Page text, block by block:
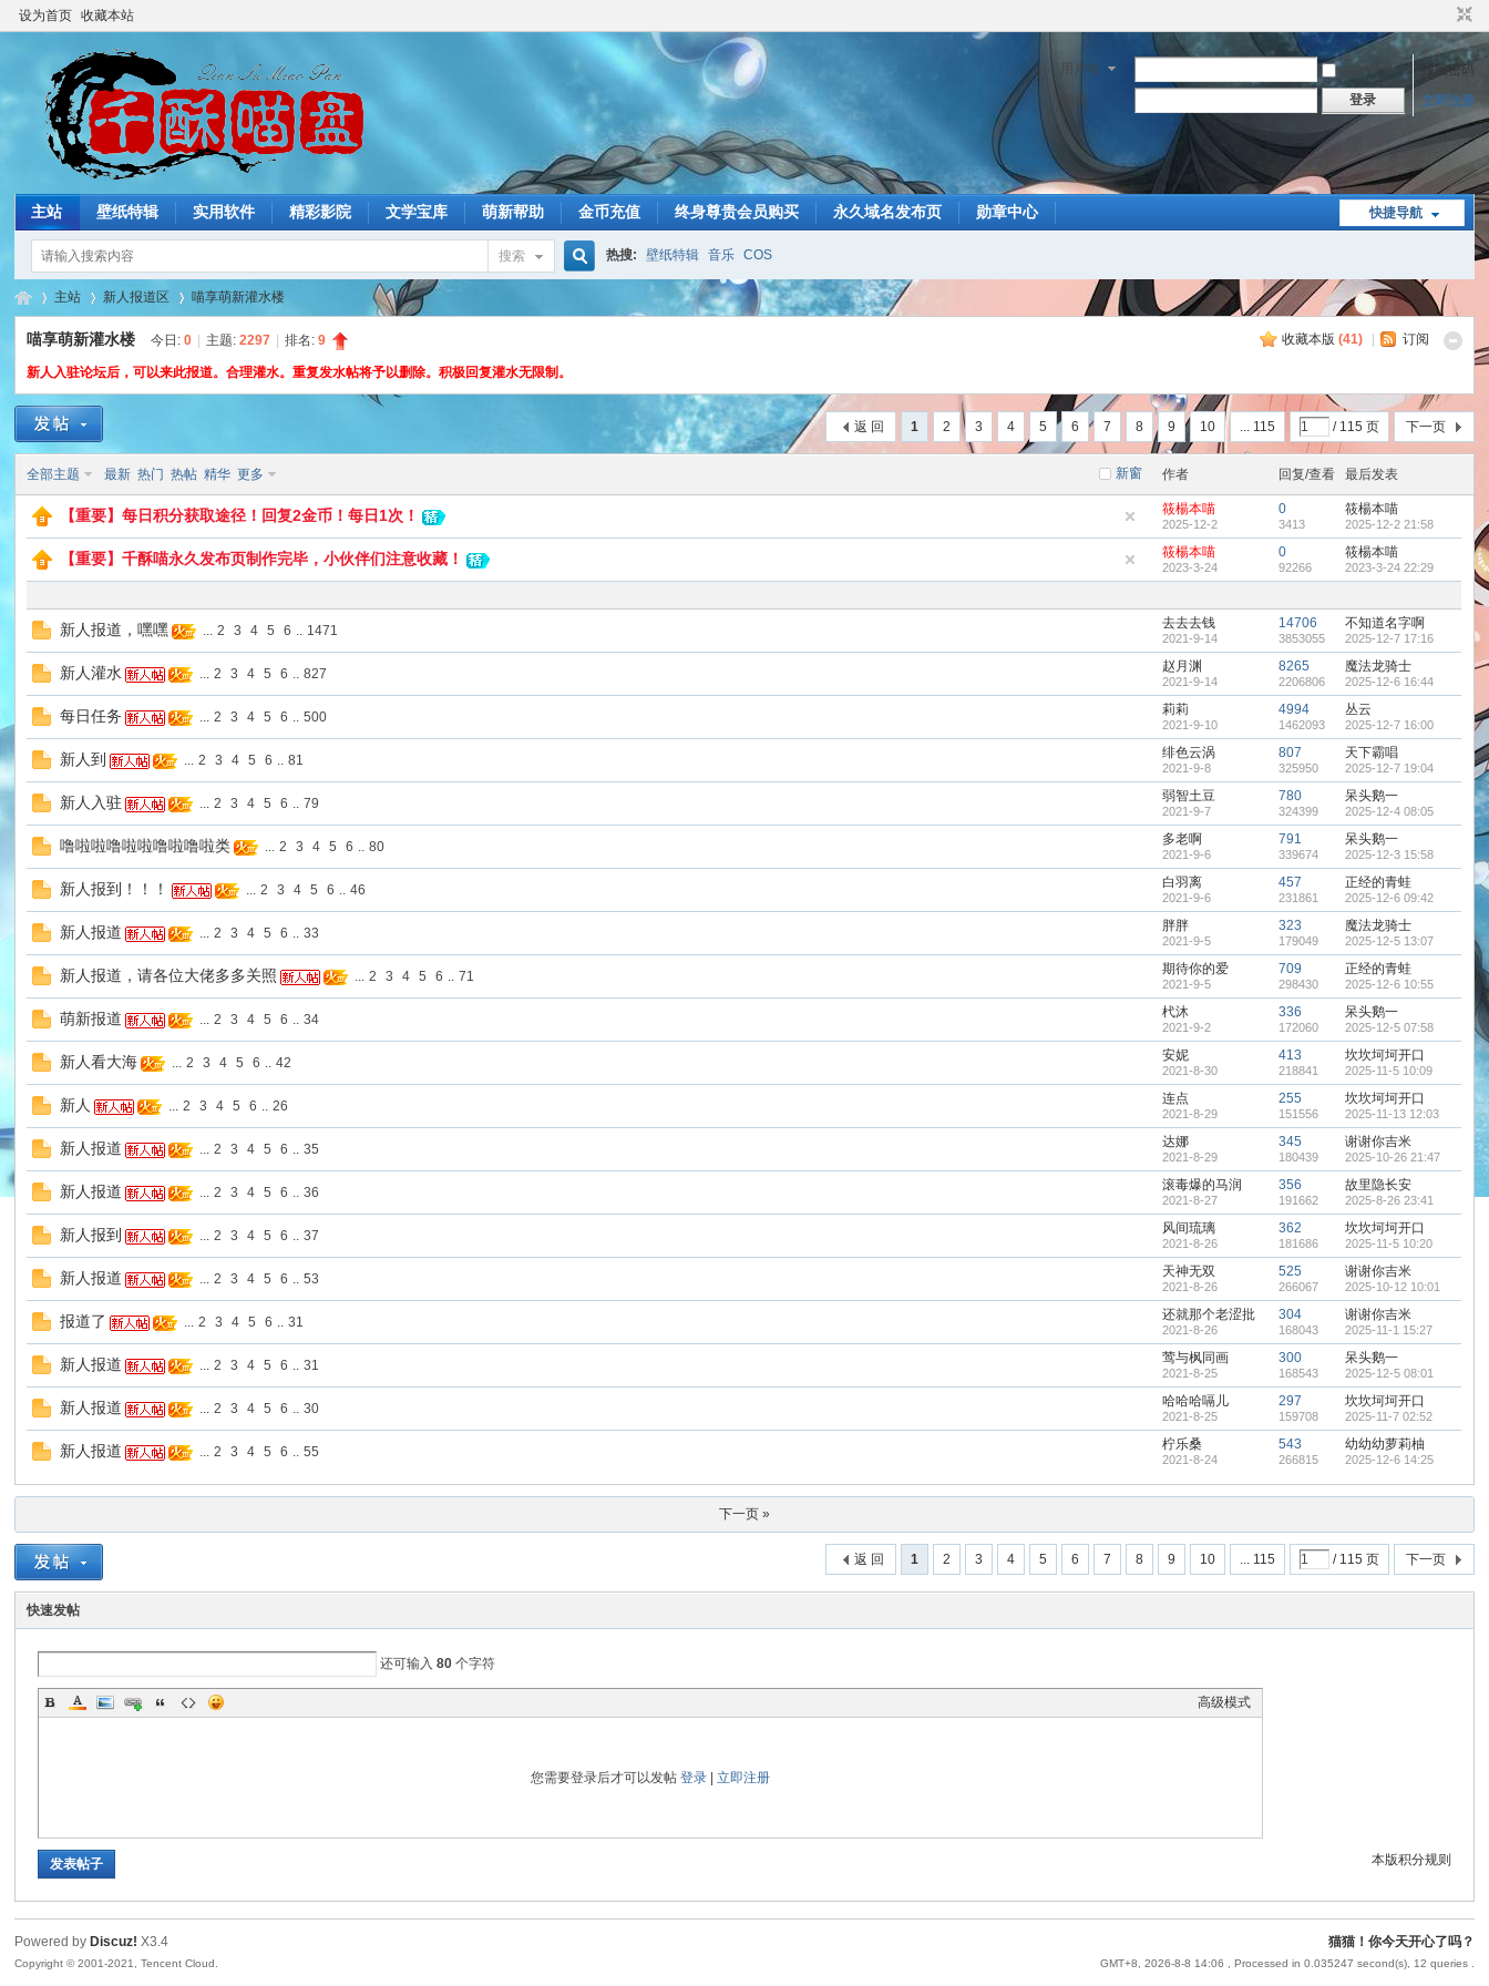
设为首页 收藏本站
用户名 自动登录
找回密码
密码
登录 立即注册
快捷导航
主站 壁纸特辑 实用软件 精彩影院 文学宝库 萌新帮助 金币充值 终身尊贵会员购买 永久域名发布页 勋章中心
搜索 热搜: 壁纸特辑 音乐 COS
猫
猫
天
心
»
主站
›
新人报道区
›
喵享萌新灌水楼
收藏本版 (41) 订阅
喵享萌新灌水楼 今日:0 主题:2297 排名:9
新人入驻论坛后，可以来此报道。合理灌水。重复发水帖将予以删除。积极回复灌水无限制。
1 2 3 4 5 6 7 8 9 10 ... 115 / 115 页 下一页
返 回
新窗
全部主题 最新 热门 热帖 精华 更多 作者 回复/查看 最后发表
【重要】每日积分获取途径！回复2金币！每日1次！ 筱楊本喵
2025-12-2
0
3413
筱楊本喵
2025-12-2 21:58
【重要】千酥喵永久发布页制作完毕，小伙伴们注意收藏！ 筱楊本喵
2023-3-24
0
92266
筱楊本喵
2023-3-24 22:29
新人报道，嘿嘿 ... 2 3 4 5 6 .. 1471 去去去钱
2021-9-14
14706
3853055
不知道名字啊
2025-12-7 17:16
新人灌水 ... 2 3 4 5 6 .. 827 赵月渊
2021-9-14
8265
2206806
魔法龙骑士
2025-12-6 16:44
每日任务 ... 2 3 4 5 6 .. 500 莉莉
2021-9-10
4994
1462093
丛云
2025-12-7 16:00
新人到 ... 2 3 4 5 6 .. 81 绯色云涡
2021-9-8
807
325950
天下霸唱
2025-12-7 19:04
新人入驻 ... 2 3 4 5 6 .. 79 弱智土豆
2021-9-7
780
324399
呆头鹅一
2025-12-4 08:05
噜啦啦噜啦啦噜啦噜啦类 ... 2 3 4 5 6 .. 80 多老啊
2021-9-6
791
339674
呆头鹅一
2025-12-3 15:58
新人报到！！！ ... 2 3 4 5 6 .. 46 白羽离
2021-9-6
457
231861
正经的青蛙
2025-12-6 09:42
新人报道 ... 2 3 4 5 6 .. 33 胖胖
2021-9-5
323
179049
魔法龙骑士
2025-12-5 13:07
新人报道，请各位大佬多多关照 ... 2 3 4 5 6 .. 71 期待你的爱
2021-9-5
709
298430
正经的青蛙
2025-12-6 10:55
萌新报道 ... 2 3 4 5 6 .. 34 杙沐
2021-9-2
336
172060
呆头鹅一
2025-12-5 07:58
新人看大海 ... 2 3 4 5 6 .. 42 安妮
2021-8-30
413
218841
坎坎坷坷开口
2025-11-5 10:09
新人 ... 2 3 4 5 6 .. 26 连点
2021-8-29
255
151556
坎坎坷坷开口
2025-11-13 12:03
新人报道 ... 2 3 4 5 6 .. 35 达娜
2021-8-29
345
180439
谢谢你吉米
2025-10-26 21:47
新人报道 ... 2 3 4 5 6 .. 36 滚毒爆的马润
2021-8-27
356
191662
故里隐长安
2025-8-26 23:41
新人报到 ... 2 3 4 5 6 .. 37 风间琉璃
2021-8-26
362
181686
坎坎坷坷开口
2025-11-5 10:20
新人报道 ... 2 3 4 5 6 .. 53 天神无双
2021-8-26
525
266067
谢谢你吉米
2025-10-12 10:01
报道了 ... 2 3 4 5 6 .. 31 还就那个老涩批
2021-8-26
304
168043
谢谢你吉米
2025-11-1 15:27
新人报道 ... 2 3 4 5 6 .. 31 莺与枫同画
2021-8-25
300
168543
呆头鹅一
2025-12-5 08:01
新人报道 ... 2 3 4 5 6 .. 30 哈哈哈嗝儿
2021-8-25
297
159708
坎坎坷坷开口
2025-11-7 02:52
新人报道 ... 2 3 4 5 6 .. 55 柠乐桑
2021-8-24
543
266815
幼幼幼萝莉柚
2025-12-6 14:25
下一页 »
1 2 3 4 5 6 7 8 9 10 ... 115 / 115 页 下一页
返 回
快速发帖
还可输入80 个字符
高级模式
您需要登录后才可以发帖 登录| 立即注册
本版积分规则
发表帖子
猫猫！你今天开心了吗？
GMT+8, 2026-8-8 14:06 , Processed in 0.035247 second(s), 12 queries .
Powered by Discuz! X3.4
Copyright © 2001-2021, Tencent Cloud.